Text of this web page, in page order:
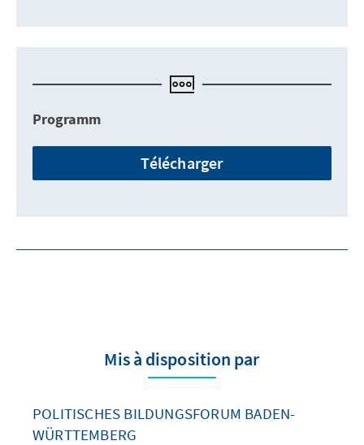
Programm
Télécharger
Mis à disposition par
POLITISCHES BILDUNGSFORUM BADEN-
WÜRTTEMBERG